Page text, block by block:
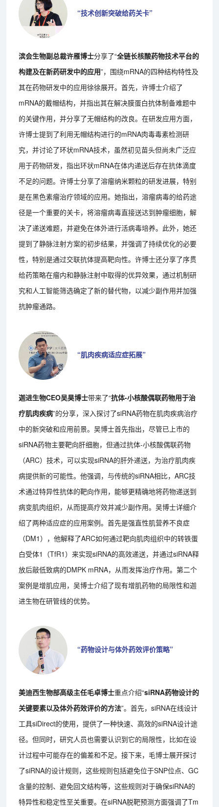
“技术创新突破给药关卡”
滨会生物副总裁许雁博士分享了“全链长核酸药物技术平台的
构建及在新药研发中的应用”，围绕mRNA的四种结构特性及
其在药物研发中的应用徐徐展开。首先，许博士介绍了
mRNA的戴帽结构，并指出其在解决膜蛋白抗体制备难题中
的关键作用，并分享了无帽结构的改良。在研发应用方面，
许博士提到了利用无帽结构进行的mRNA肉毒毒素检测研
究，并讨论了环状mRNA技术，虽然初见苗头但尚未广泛应
用于药物研发，指出环状mRNA在体内递送后存在抗体滴度
不足的问题。许博士分享了溶瘤纳米颗粒的研发进展，特别
是在黑色素瘤治疗领域的应用。她指出，溶瘤病毒的给药途
径是一个重要的关卡，将溶瘤病毒直接送达到肿瘤细胞，解
决了递送难题，并避免在体外进行活病毒培养。此外，她还
提到了静脉注射方案的初步结果，并强调了持续优化的必要
性，特别是通过交联抗体提高靶向性。许博士还分享了序贯
给药策略在瘤内和静脉注射中取得的优异效果，通过机制研
究和人工智能筛选确定了新的替代物，以减少副作用并加强
抗肿瘤通路。
“肌肉疾病适应症拓展”
迦进生物CEO吴昊博士带来了“抗体-小核酸偶联药物用于治
疗肌肉疾病”的分享，深入探讨了siRNA药物在肌肉疾病治疗
中的新突破和应用前景。吴博士首先指出，尽管已上市的
siRNA药物主要靶向肝细胞，但通过抗体-小核酸偶联药物
（ARC）技术，可以实现siRNA的肝外递送，为治疗肌肉疾
病提供新的可能性。他强调，与传统的siRNA相比，ARC技
术通过特异性抗体的靶向作用，能够更精确地将药物递送到
病变肌肉组织，从而提高疗效并减少副作用。吴博士详细介
绍了两种适应症的应用案例。首先是强直性肌营养不良症
（DM1），他解释了ARC如何通过靶向肌肉组织中的转铁蛋
白受体1（TfR1）来实现siRNA的高效递送，并通过siRNA释
放后敲低致病的DMPK mRNA，从而发挥治疗作用。第二个
案例是增肌应用，吴博士介绍了现有增肌药物的局限性和迦
进生物在研管线的优势。
“药物设计与体外药效评价策略”
美迪西生物部高级主任毛卓博士重点介绍“siRNA药物设计的
关键要素以及体外药效评价的方法”。首先，siRNA在线设计
工具siDirect的使用，提供了一种快速、高效的siRNA设计途
径。但同时，研究人员也需要认识到它的局限性，比如在设
计过程中可能存在的偏差和不足。接下来，毛博士展开探讨
了siRNA的设计规则，这些规则包括避免位于SNP位点、GC
含量的控制、避免回文结构等，这些规则对于确保siRNA的
特异性和稳定性至关重要。在siRNA脱靶预测方面强调了Tm